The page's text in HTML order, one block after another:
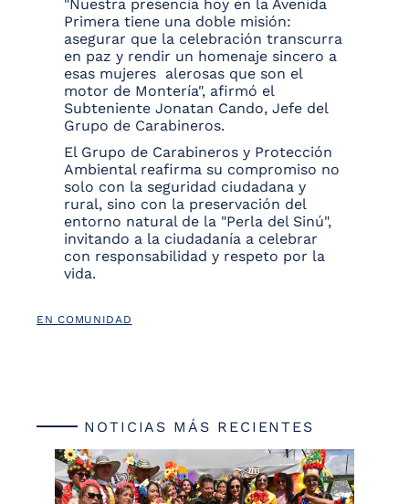
"Nuestra presencia hoy en la Avenida
Primera tiene una doble misión:
asegurar que la celebración transcurra
en paz y rendir un homenaje sincero a
esas mujeres alerosas que son el
motor de Montería", afirmó el
Subteniente Jonatan Cando, Jefe del
Grupo de Carabineros.
El Grupo de Carabineros y Protección
Ambiental reafirma su compromiso no
solo con la seguridad ciudadana y
rural, sino con la preservación del
entorno natural de la "Perla del Sinú",
invitando a la ciudadanía a celebrar
con responsabilidad y respeto por la
vida.
EN COMUNIDAD
NOTICIAS MÁS RECIENTES